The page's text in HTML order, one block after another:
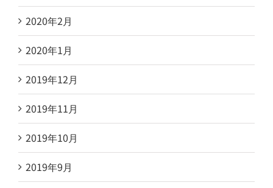
2020年2月
2020年1月
2019年12月
2019年11月
2019年10月
2019年9月